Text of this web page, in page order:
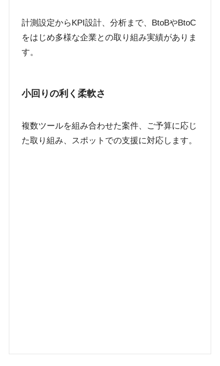
計測設定からKPI設計、分析まで、BtoBやBtoC
をはじめ多様な企業との取り組み実績がありま
す。
小回りの利く柔軟さ
複数ツールを組み合わせた案件、ご予算に応じ
た取り組み、スポットでの支援に対応します。